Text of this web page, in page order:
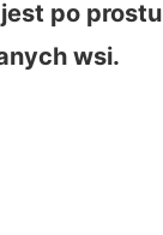
po prostu
wsi.